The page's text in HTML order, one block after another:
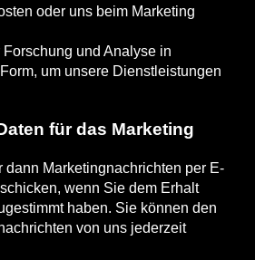
oder uns beim Marketing
Forschung und Analyse in
um unsere Dienstleistungen
für das Marketing
dann Marketingnachrichten per E-
wenn Sie dem Erhalt
haben. Sie können den
von uns jederzeit